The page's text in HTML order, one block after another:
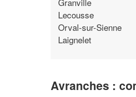
Lecousse
Orval-sur-Sienne
Laignelet
Avranches :